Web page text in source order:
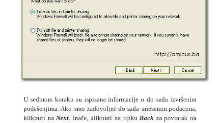
U sedmom koraku su ispisane informacije o do sada izvršenim
podešenjima. Ako smo zadovoljni do sada unesenim podacima,
kliknuti naNext. Inače, kliknuti na tipkuBack za povratak na